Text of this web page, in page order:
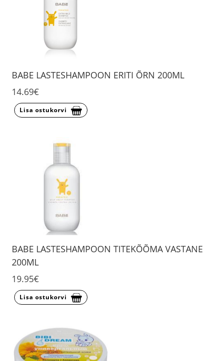
BABE LASTESHAMPOON ERITI ÕRN 200ML
14.69€
Lisa ostukorvi
BABE LASTESHAMPOON TITEKÕÕMA VASTANE
200ML
19.95€
Lisa ostukorvi